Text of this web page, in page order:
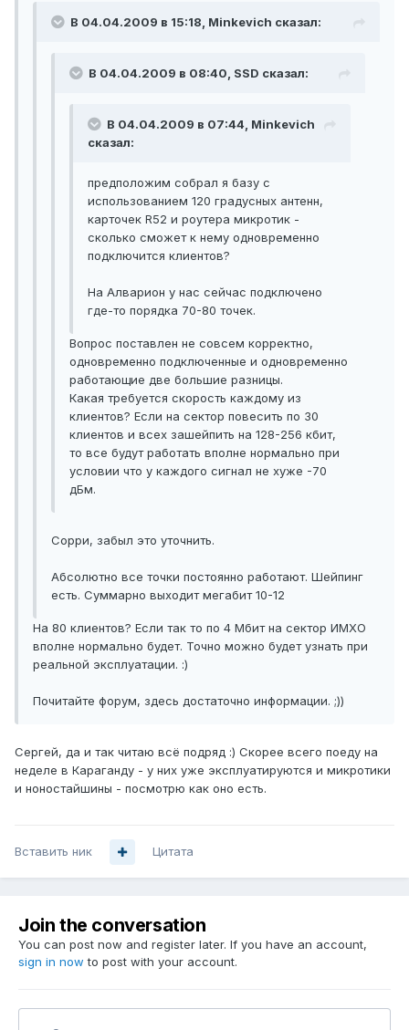
В 04.04.2009 в 15:18, Minkevich сказал:
В 04.04.2009 в 08:40, SSD сказал:
В 04.04.2009 в 07:44, Minkevich
сказал:
предположим собрал я базу с
использованием 120 градусных антенн,
карточек R52 и роутера микротик -
сколько сможет к нему одновременно
подключится клиентов?
На Алварион у нас сейчас подключено
где-то порядка 70-80 точек.
Вопрос поставлен не совсем корректно,
одновременно подключенные и одновременно
работающие две большие разницы.
Какая требуется скорость каждому из
клиентов? Если на сектор повесить по 30
клиентов и всех зашейпить на 128-256 кбит,
то все будут работать вполне нормально при
условии что у каждого сигнал не хуже -70
дБм.
Сорри, забыл это уточнить.
Абсолютно все точки постоянно работают. Шейпинг
есть. Суммарно выходит мегабит 10-12
На 80 клиентов? Если так то по 4 Мбит на сектор ИМХО
вполне нормально будет. Точно можно будет узнать при
реальной эксплуатации. :)
Почитайте форум, здесь достаточно информации. ;))
Сергей, да и так читаю всё подряд :) Скорее всего поеду на
неделе в Караганду - у них уже эксплуатируются и микротики
и ноностайшины - посмотрю как оно есть.
Вставить ник Цитата
Join the conversation
You can post now and register later. If you have an account,
sign in now to post with your account.